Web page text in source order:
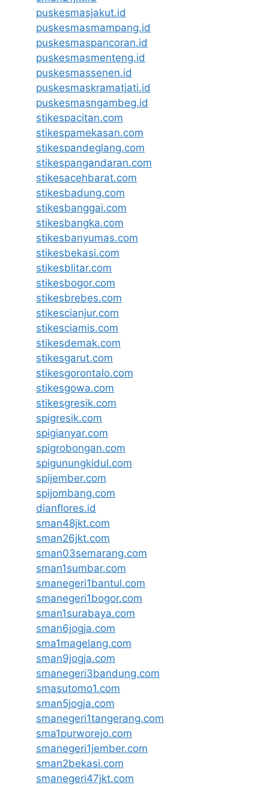
puskesmasjakut.id
puskesmasmampang.id
puskesmaspancoran.id
puskesmasmenteng.id
puskesmassenen.id
puskesmaskramatjati.id
puskesmasngambeg.id
stikespacitan.com
stikespamekasan.com
stikespandeglang.com
stikespangandaran.com
stikesacehbarat.com
stikesbadung.com
stikesbanggai.com
stikesbangka.com
stikesbanyumas.com
stikesbekasi.com
stikesblitar.com
stikesbogor.com
stikesbrebes.com
stikescianjur.com
stikesciamis.com
stikesdemak.com
stikesgarut.com
stikesgorontalo.com
stikesgowa.com
stikesgresik.com
spigresik.com
spigianyar.com
spigrobongan.com
spigunungkidul.com
spijember.com
spijombang.com
dianflores.id
sman48jkt.com
sman26jkt.com
sman03semarang.com
sman1sumbar.com
smanegeri1bantul.com
smanegeri1bogor.com
sman1surabaya.com
sman6jogja.com
sma1magelang.com
sman9jogja.com
smanegeri3bandung.com
smasutomo1.com
sman5jogja.com
smanegeri1tangerang.com
sma1purworejo.com
smanegeri1jember.com
sman2bekasi.com
smanegeri47jkt.com